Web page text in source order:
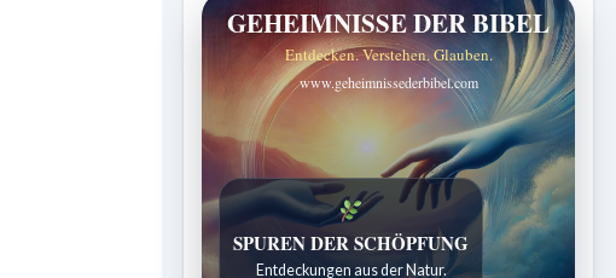
GEHEIMNISSE DER BIBEL
Entdecken. Verstehen. Glauben.
www.geheimnissederbibel.com
SPUREN DER SCHÖPFUNG
Entdeckungen aus der Natur.